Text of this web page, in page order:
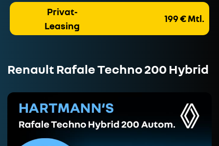
Privat-
Leasing
199 € Mtl.
Renault Rafale Techno 200 Hybrid